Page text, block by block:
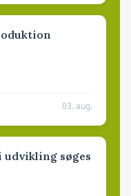
03. aug.
udvikling søges